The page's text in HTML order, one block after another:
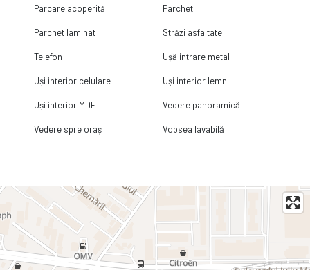
Parcare acoperită Parchet
Parchet laminat Străzi asfaltate
Telefon Ușă intrare metal
Uși interior celulare Uși interior lemn
Uși interior MDF Vedere panoramică
Vedere spre oraș Vopsea lavabilă